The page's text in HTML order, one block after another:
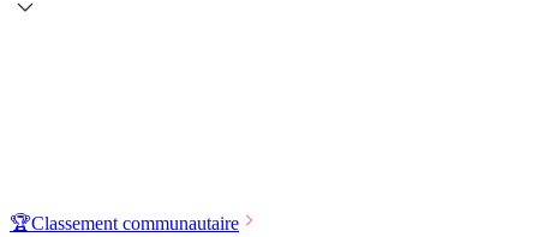
🏆Classement communautaire